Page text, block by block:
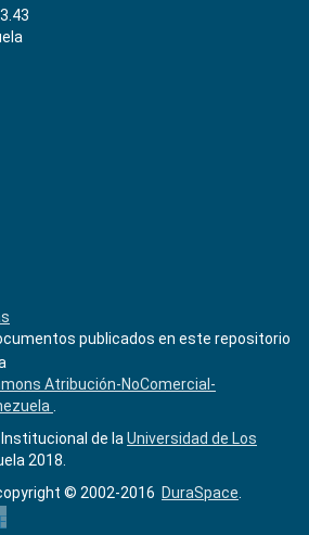
publicados en este repositorio
Atribución-NoComercial-
de la Universidad de Los
2018.
© 2002-2016 DuraSpace